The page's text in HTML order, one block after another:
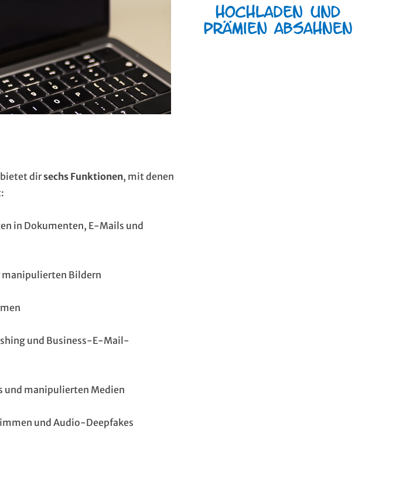
bietet dirsechs Funktionen, mit denen
in Dokumenten, E-Mails und
Bildern
und Business-E-Mail-
und manipulierten Medien
und Audio-Deepfakes